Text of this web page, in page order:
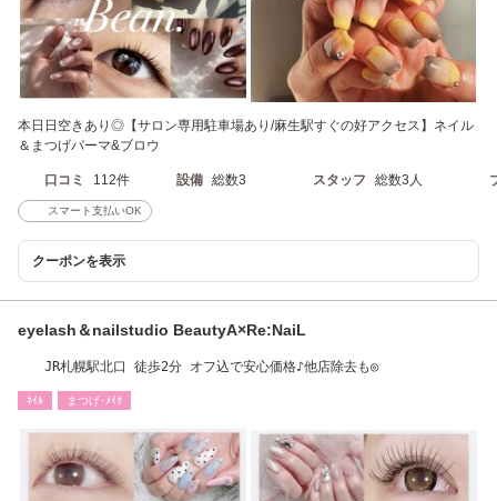
本日日空きあり◎【サロン専用駐車場あり/麻生駅すぐの好アクセス】ネイル
＆まつげパーマ&ブロウ
口コミ 112件 設備 総数3 スタッフ 総数3人
スマート支払いOK
クーポンを表示
eyelash＆nailstudio BeautyA×Re:NaiL
JR札幌駅北口 徒歩2分 オフ込で安心価格♪他店除去も◎
ﾈｲﾙ まつげ･ﾒｲｸ